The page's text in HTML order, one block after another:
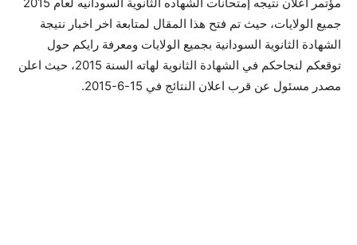
جميع الولايات، حيث تم فتح هذا المقال لمتابعة اخر اخبار نتيجة
الشهادة الثانوية السودانية بجميع الولايات ومعرفة رايكم حول
توقعكم لنجاحكم في الشهادة الثانوية لهاته السنة 2015، حيث اعلن
مصدر مسئول عن قرب اعلان النتائج في 15-6-2015.